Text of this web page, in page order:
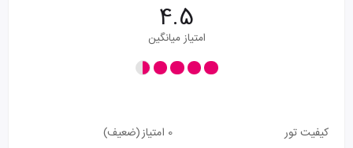
4.5
امتیاز میانگین
کیفیت تور 0 امتیاز
(ضعیف)